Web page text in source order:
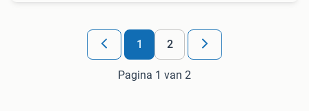
1 2
Pagina 1 van 2